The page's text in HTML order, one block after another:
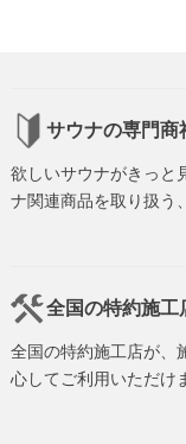
サウナの専門商
欲しいサウナがきっと
ナ関連商品を取り扱う
全国の特約施工
全国の特約施工店が、
心してご利用いただけ